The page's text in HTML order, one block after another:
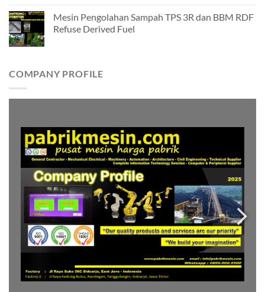
Mesin Pengolahan Sampah TPS 3R dan BBM RDF
Refuse Derived Fuel
COMPANY PROFILE